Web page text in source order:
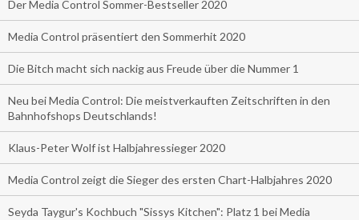
Der Media Control Sommer-Bestseller 2020
Media Control präsentiert den Sommerhit 2020
Die Bitch macht sich nackig aus Freude über die Nummer 1
Neu bei Media Control: Die meistverkauften Zeitschriften in den
Bahnhofshops Deutschlands!
Klaus-Peter Wolf ist Halbjahressieger 2020
Media Control zeigt die Sieger des ersten Chart-Halbjahres 2020
Seyda Taygur's Kochbuch "Sissys Kitchen": Platz 1 bei Media